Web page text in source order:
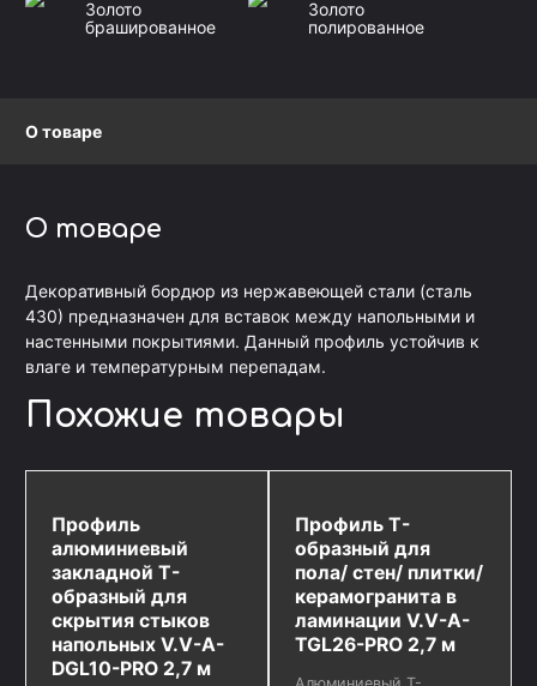
Золото
брашированное
Золото
полированное
О товаре
О товаре
Декоративный бордюр из нержавеющей стали (сталь
430) предназначен для вставок между напольными и
настенными покрытиями. Данный профиль устойчив к
влаге и температурным перепадам.
Похожие товары
Профиль
алюминиевый
закладной Т-
образный для
скрытия стыков
напольных V.V-A-
DGL10-PRO 2,7 м
Профиль Т-
образный для
пола/ стен/ плитки/
керамогранита в
ламинации V.V-A-
TGL26-PRO 2,7 м